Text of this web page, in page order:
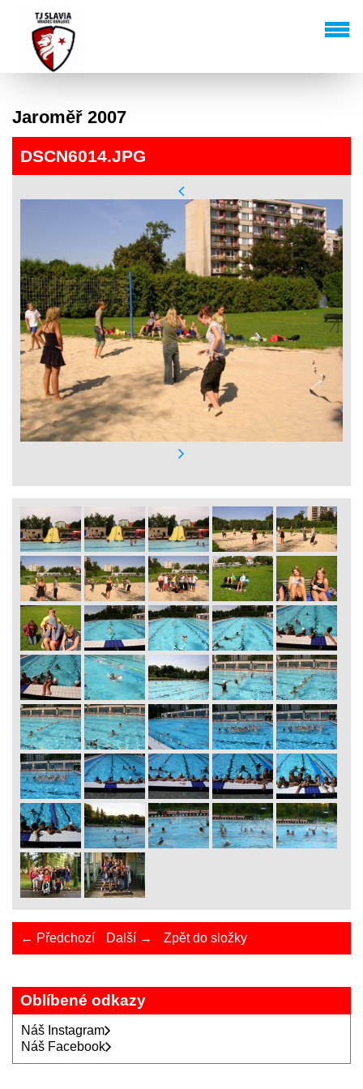
Jaroměř 2007
DSCN6014.JPG
← Předchozí Další → Zpět do složky
Oblíbené odkazy
Náš Instagram
Náš Facebook